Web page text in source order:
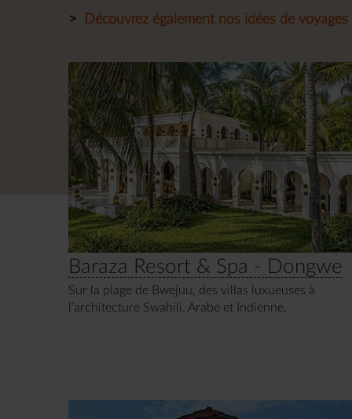
>
Découvrez également nos idées de
Baraza Resort & Spa - Dongwe
Sur la plage de Bwejuu, des villas luxueuses à
l’architecture Swahili, Arabe et Indienne.